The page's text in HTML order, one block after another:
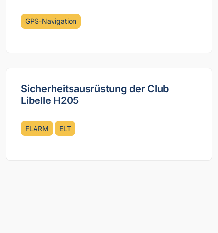
GPS-Navigation
Sicherheitsausrüstung der Club
Libelle H205
FLARM ELT